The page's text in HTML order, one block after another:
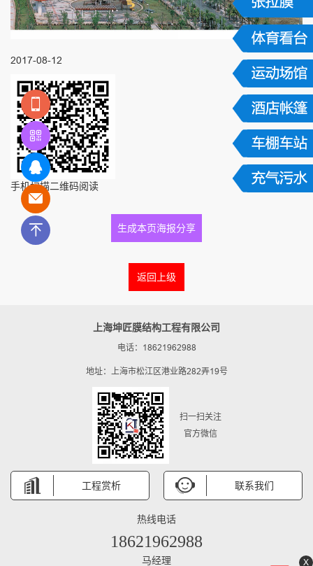
2017-08-12
手机扫描二维码阅读
生成本页海报分享
返回上级
上海坤匠膜结构工程有限公司
电话：18621962988
地址：上海市松江区港业路282弄19号
扫一扫关注
官方微信
工程赏析 联系我们
热线电话
18621962988
马经理 X